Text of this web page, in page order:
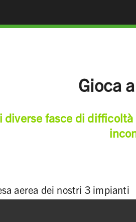
Gioca
fasce di
aerea dei nostri 3 impianti